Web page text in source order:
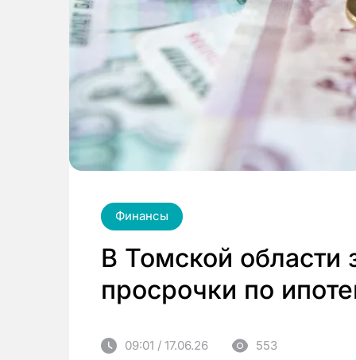
Финансы
В Томской области
просрочки по
09:01 / 17.06.26 553